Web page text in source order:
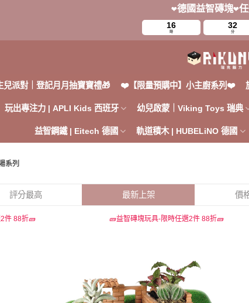
❤️德國益智磚塊❤️
16
時
32
分
兒派對｜登記月月抽寶寶禮🎁 ❤️【限量預購中】小主廚系列❤️
玩出專注力 | APLI Kids 西班牙 幼兒啟蒙｜Viking Toys 瑞典
益智鋼鐵 | Eitech 德國 軌道積木 | HUBELiNO 德國
系列
評分最高 最新上架 價
件 88折🧱 🧱益智磚塊玩具-限時任選2件 88折🧱